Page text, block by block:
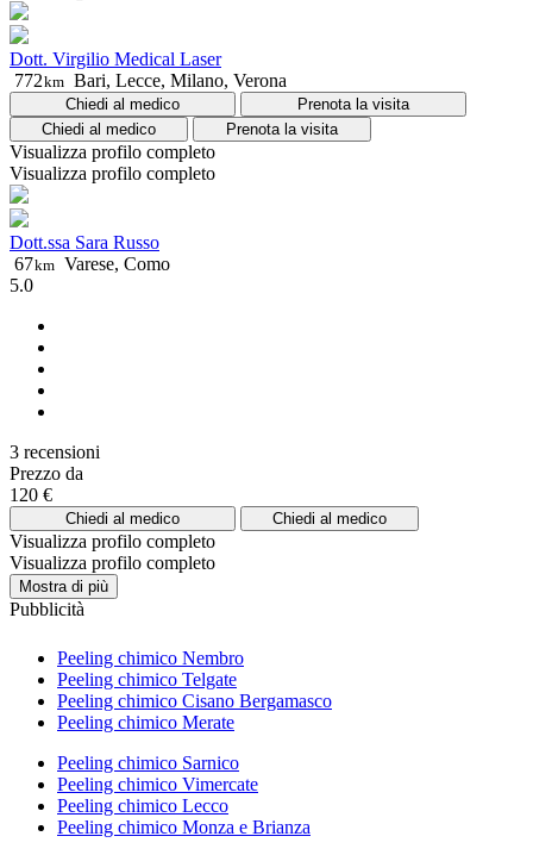
Dott. Virgilio Medical Laser
772km Bari, Lecce, Milano, Verona
Chiedi al medico
Prenota la visita
Chiedi al medico
Prenota la visita
Visualizza profilo completo
Visualizza profilo completo
Dott.ssa Sara Russo
67km Varese, Como
5.0
3 recensioni
Prezzo da
120 €
Chiedi al medico Chiedi al medico
Visualizza profilo completo
Visualizza profilo completo
Mostra di più
Pubblicità
Peeling chimico Nembro
Peeling chimico Telgate
Peeling chimico Cisano Bergamasco
Peeling chimico Merate
Peeling chimico Sarnico
Peeling chimico Vimercate
Peeling chimico Lecco
Peeling chimico Monza e Brianza